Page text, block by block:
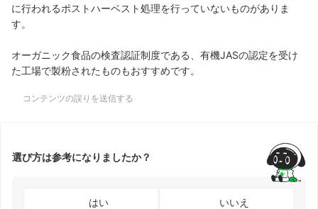
に行われるポストハーベスト処理を行っていないものがありま
す。
オーガニック食品の検査認証制度である、有機JASの認定を受け
た工場で製粉されたものもおすすめです。
コンテンツの誤りを送信する
選び方は参考になりましたか？
はい いいえ